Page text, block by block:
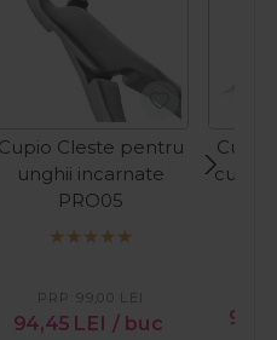
Cupio Cleste pentru
unghii incarnate
PRO05
94,45 LEI / buc
PRP:99,00 LEI